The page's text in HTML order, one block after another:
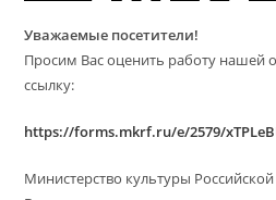
Уважаемые посетители!
Просим Вас оценить работу нашей
ссылку:
https://forms.mkrf.ru/e/2579/
Министерство культуры